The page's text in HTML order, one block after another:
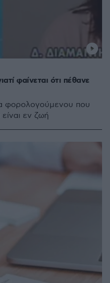
φαίνεται ότι πέθανε
φορολογούμενου που
εν ζωή